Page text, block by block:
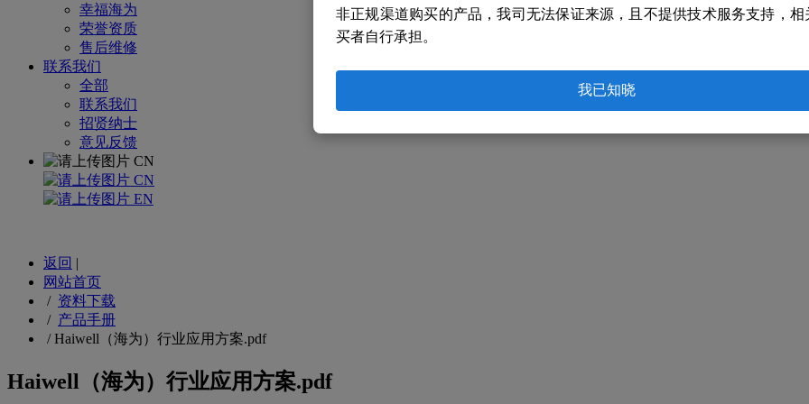
幸福海为
荣誉资质
售后维修
联系我们
全部
联系我们
招贤纳士
意见反馈
CN
CN
EN
返回 |
网站首页
/ 资料下载
/ 产品手册
/Haiwell（海为）行业应用方案.pdf
Haiwell（海为）行业应用方案.pdf
非正规渠道购买的产品，我司无法保证来源，且不提供技术服务支持，相
买者自行承担。
我已知晓